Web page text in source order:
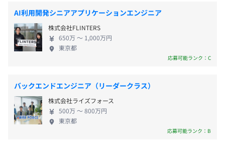
Docker、Terraform、AWS CloudFormation、Ansible、
VMware vSphere、Kubernetes、Amazon ECS、Amazon
Elastic Kubernetes Service、Zabbix、Datadog、
Amazon CloudWatch
BigQuery、Elasticsearch、Amazon Athena、Amazon
Redshift、pandas、Amazon Kinesis
■交通費支給（月3万円まで）
■資格手当
社会保険完備（健康保険・厚生年金加入・雇用保険・労災
守） ■IT基盤構築 ■クラウド環境（移行・構築） ■
セキュリティシステム（構築・運用） ■アプリケー
ション開発（開発・運用・保守） 【代表メッセー
ジ】 ★★わたしたちはあなたの「声」を実現しま
す！★★ わたしは以前、システム会社の営業担当を
ジニアたちの不満や要望を上手くかなえてあげられ
ないもどかしさです。エンジニアにとって最善の環境
をつくりたい....そう考えて、2010年にボイスを立ち
上げました。 エンジニアによって、描く理想はさま
ざま。「もっと最新技術に携われる案件を進めた
AI利用開発シニアアプリケーションエンジニア
株式会社FLINTERS
650万 〜 1,000万円
東京都
応募可能ランク：C
バックエンドエンジニア（リーダークラス）
株式会社ライズフォース
500万 〜 800万円
東京都
応募可能ランク：B